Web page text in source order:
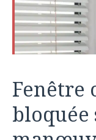
Fenêtre
bloquée